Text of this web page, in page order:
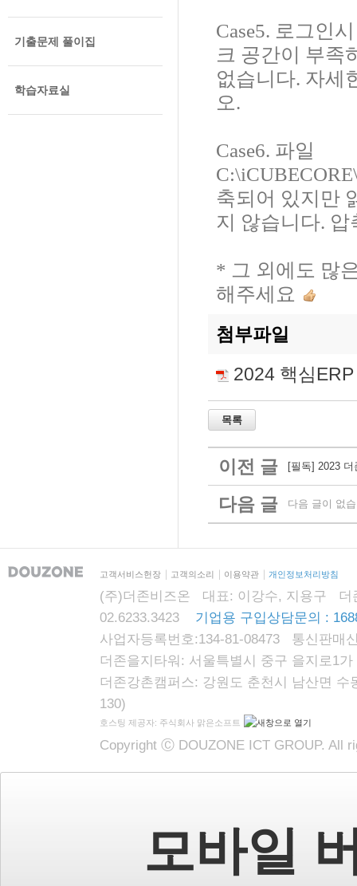
기출문제 풀이집
학습자료실
Case5. 로그인
크 공간이 부족
없습니다. 자세
오.
Case6. 파일
축되어 있지만
지 않습니다.
* 그 외에도 많
해주세요
첨부파일
2024 핵심
이전 글 [필독] 2023
다음 글 다음 글이 없
고객서비스헌장 고객의소리 이용약관 개인정보처리방침
(주)더존비즈온 대표: 이강수, 지용구 더
02.6233.3423 기업용 구입상담문의 :
사업자등록번호:134-81-08473 통신판매
더존을지타워: 서울특별시 중구 을지로1
더존강촌캠퍼스: 강원도 춘천시 남산면
130)
호스팅 제공자: 주식회사 맑은소프트
Copyright Ⓒ DOUZONE ICT GROUP. All
모바일